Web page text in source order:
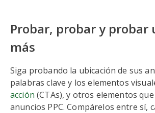
Probar, probar y probar
más
Siga probando la ubicación de sus
palabras clave y los elementos
acción (CTAs), y otros elementos
anuncios PPC. Compárelos entre sí,